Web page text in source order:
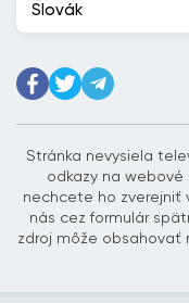
Ekvádor
Etiópia
Filipíny
Fínsko
Slovák
Stránka nevysiela
odkazy na webové
nechcete ho zverejniť
nás cez formulár
zdroj môže obsahovať